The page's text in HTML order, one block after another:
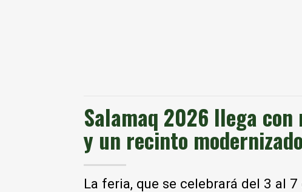
Salamaq 2026 llega
y un recinto modernizado
La feria, que se celebrará del 3 al